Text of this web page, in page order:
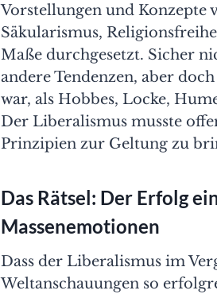
Vorstellungen und Konzepte
Säkularismus,
Maße durchgesetzt. Sicher
andere Tendenzen, aber
war, als Hobbes, Locke,
Der Liberalismus musste
Prinzipien zur Geltung zu
Das Rätsel: Der Erfolg
Massenemotionen
Dass der Liberalismus im
Weltanschauungen so